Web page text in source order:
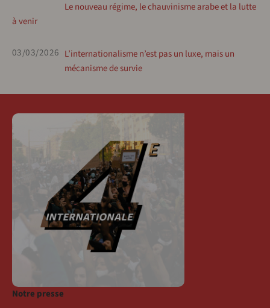
Le nouveau régime, le chauvinisme arabe et la lutte
à venir
03/03/2026 L’internationalisme n’est pas un luxe, mais un
mécanisme de survie
Notre presse